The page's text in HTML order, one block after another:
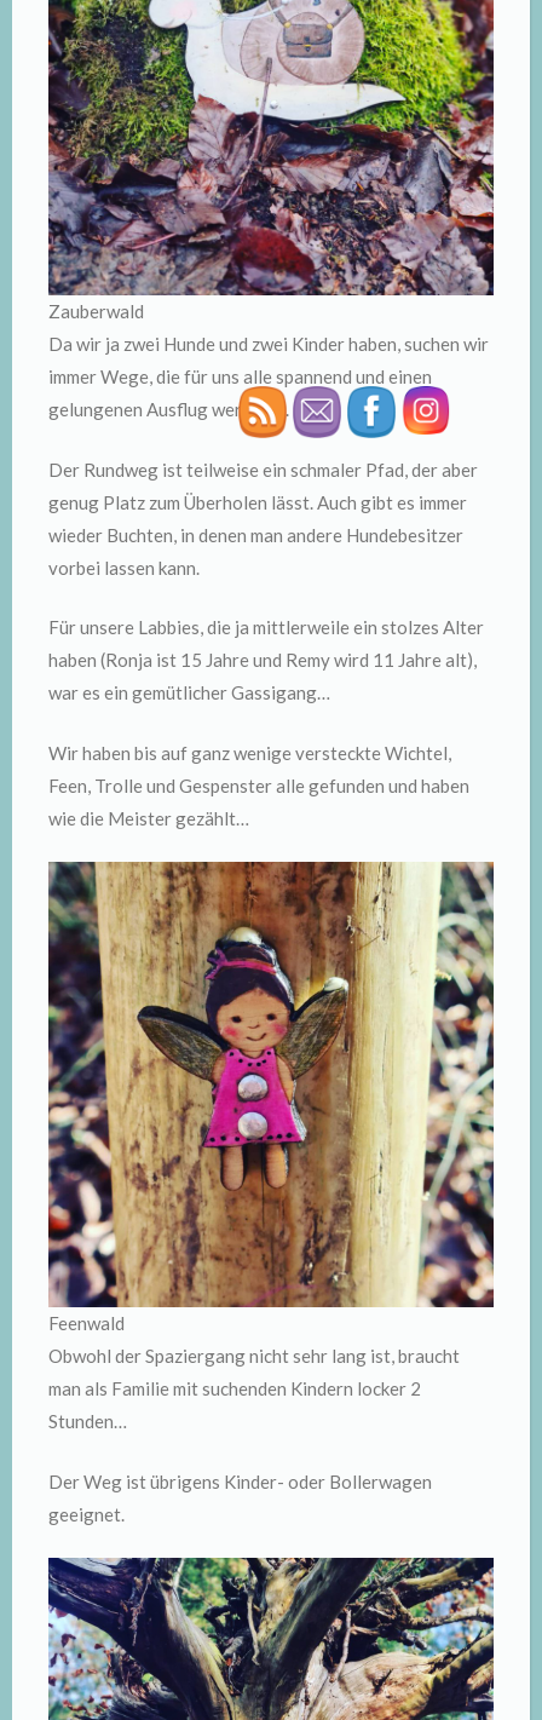
Zauberwald
Da wir ja zwei Hunde und zwei Kinder haben, suchen wir
immer Wege, die für uns alle spannend und einen
gelungenen Ausflug wert sind.
Der Rundweg ist teilweise ein schmaler Pfad, der aber
genug Platz zum Überholen lässt. Auch gibt es immer
wieder Buchten, in denen man andere Hundebesitzer
vorbei lassen kann.
Für unsere Labbies, die ja mittlerweile ein stolzes Alter
haben (Ronja ist 15 Jahre und Remy wird 11 Jahre alt),
war es ein gemütlicher Gassigang…
Wir haben bis auf ganz wenige versteckte Wichtel,
Feen, Trolle und Gespenster alle gefunden und haben
wie die Meister gezählt…
Feenwald
Obwohl der Spaziergang nicht sehr lang ist, braucht
man als Familie mit suchenden Kindern locker 2
Stunden…
Der Weg ist übrigens Kinder- oder Bollerwagen
geeignet.